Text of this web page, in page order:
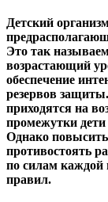
Детский
Это так
возрастающий
обеспечение
резервов
приходятся на
промежутки дети
Однако
противостоять
по силам каждой
правил.